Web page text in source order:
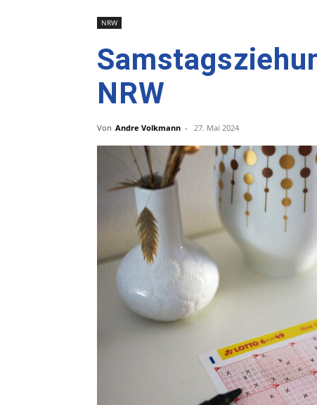
NRW
NRW
Von Andre Volkmann - 27. Mai 2024